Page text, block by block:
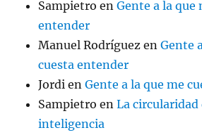
Sampietro enGente a la que
entender
Manuel Rodríguez enGente
cuesta entender
Jordi enGente a la que me
Sampietro enLa circularidad
inteligencia